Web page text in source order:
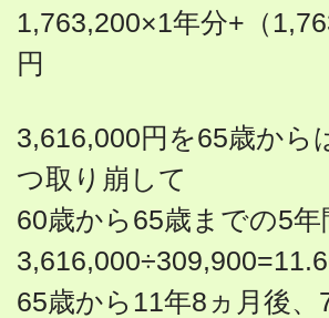
1,763,200×1年分+（
円
3,616,000円を65歳から
つ取り崩して
60歳から65歳までの5
65歳から11年8ヵ月後